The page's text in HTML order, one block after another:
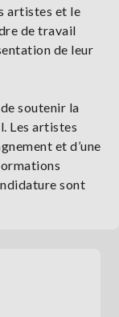
artistes et le
de travail
de leur
soutenir la
Les artistes
et d’une
sont